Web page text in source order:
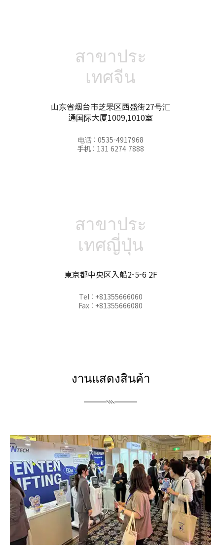
สาขาประ
เทศจีน
山东省烟台市芝罘区西盛街27号汇
通国际大厦1009,1010室
电话 : 0535-4917968
手机 : 131 6274 7888
สาขาประ
เทศญี่ปุ่น
東京都中央区入船2-5-6 2F
Tel : +81355666060
Fax : +81355666080
งานแสดงสินค้า